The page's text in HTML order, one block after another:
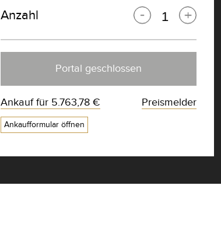
Anzahl
Portal geschlossen
Ankauf für 5.763,78 €
Ankaufformular öffnen
Preismelder